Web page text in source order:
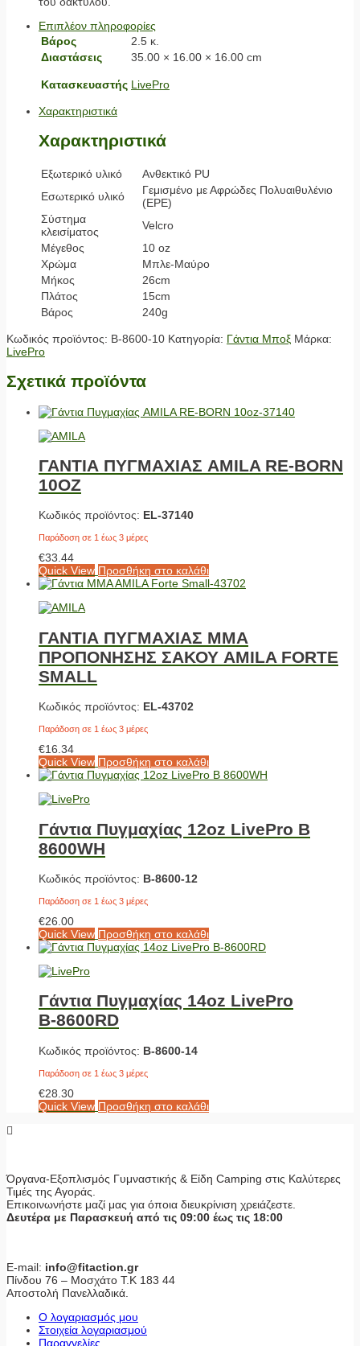
Επιπλέον πληροφορίες
Βάρος
2.5 κ.
Διαστάσεις
35.00 × 16.00 × 16.00 cm
Κατασκευαστής LivePro
Χαρακτηριστικά
Χαρακτηριστικά
Εξωτερικό υλικό
Ανθεκτικό PU
Εσωτερικό υλικό
Γεμισμένο με Αφρώδες Πολυαιθυλένιο
(EPE)
Σύστημα
κλεισίματος
Velcro
Μέγεθος
10 oz
Χρώμα
Μπλε-Μαύρο
Μήκος
26cm
Πλάτος
15cm
Βάρος
240g
Κωδικός προϊόντος: Β-8600-10 Κατηγορία: Γάντια Μποξ Μάρκα:
LivePro
Σχετικά προϊόντα
ΓΑΝΤΙΑ ΠΥΓΜΑΧΙΑΣ AMILA RE-BORN
10OZ
Κωδικός προϊόντος: EL-37140
Παράδοση σε 1 έως 3 μέρες
€33.44
Quick View Προσθήκη στο καλάθι
ΓΑΝΤΙΑ ΠΥΓΜΑΧΙΑΣ MMA
ΠΡΟΠΟΝΗΣΗΣ ΣΑΚΟΥ AMILA FORTE
SMALL
Κωδικός προϊόντος: EL-43702
Παράδοση σε 1 έως 3 μέρες
€16.34
Quick View Προσθήκη στο καλάθι
Γάντια Πυγμαχίας 12oz LivePro Β
8600WH
Κωδικός προϊόντος: Β-8600-12
Παράδοση σε 1 έως 3 μέρες
€26.00
Quick View Προσθήκη στο καλάθι
Γάντια Πυγμαχίας 14oz LivePro
Β-8600RD
Κωδικός προϊόντος: Β-8600-14
Παράδοση σε 1 έως 3 μέρες
€28.30
Quick View Προσθήκη στο καλάθι
Όργανα-Εξοπλισμός Γυμναστικής & Είδη Camping στις Καλύτερες
Τιμές της Αγοράς.
Επικοινωνήστε μαζί μας για όποια διευκρίνιση χρειάζεστε.
Δευτέρα με Παρασκευή από τις 09:00 έως τις 18:00
E-mail: info@fitaction.gr
Πίνδου 76 – Μοσχάτο Τ.Κ 183 44
Αποστολή Πανελλαδικά.
Ο λογαριασμός μου
Στοιχεία λογαριασμού
Παραγγελίες